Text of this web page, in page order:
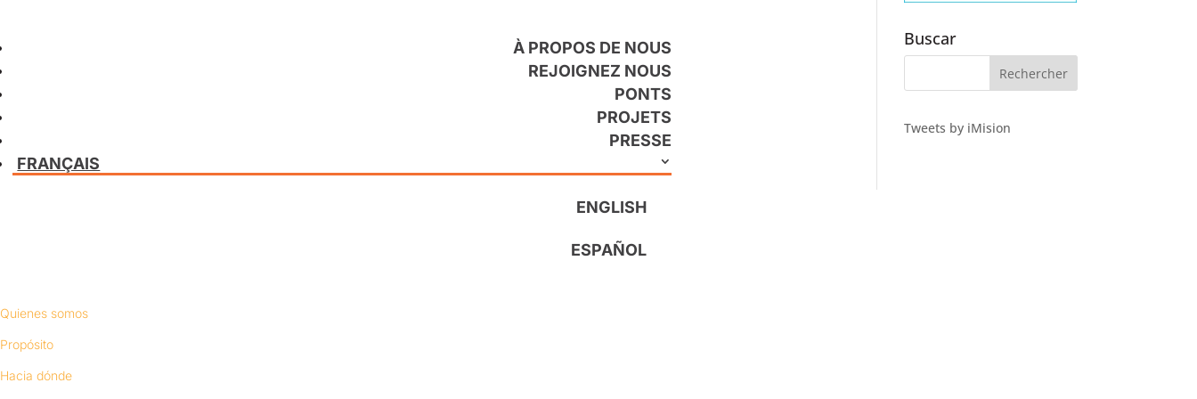
À PROPOS DE NOUS
REJOIGNEZ NOUS
PONTS
PROJETS
PRESSE
FRANÇAIS
ENGLISH
ESPAÑOL
Buscar
Tweets by iMision
Quienes somos
Propósito
Hacia dónde